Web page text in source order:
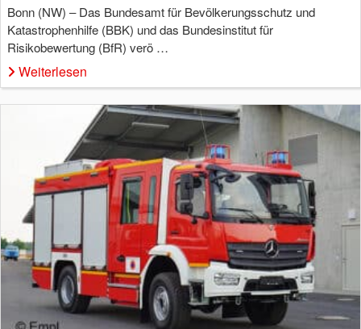
Bonn (NW) – Das Bundesamt für Bevölkerungsschutz und
Katastrophenhilfe (BBK) und das Bundesinstitut für
Risikobewertung (BfR) verö …
Weiterlesen